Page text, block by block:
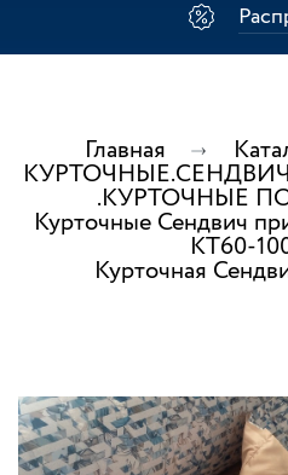
Главная
.КУРТОЧНЫЕ
Курточные Сендвич
КТ60-
Курточная